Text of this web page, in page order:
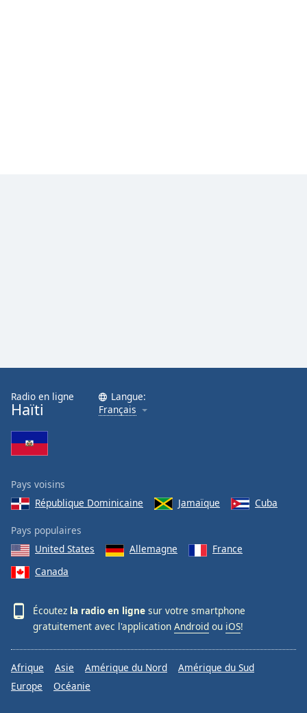
Radio en ligne
Haïti
Langue:
Français
Pays voisins
République Dominicaine
Jamaïque Cuba
Pays populaires
United States
Allemagne
France
Canada
Écoutez la radio en ligne sur votre smartphone
gratuitement avec l'application Android ou iOS!
Afrique Asie Amérique du Nord
Amérique du Sud
Europe
Océanie